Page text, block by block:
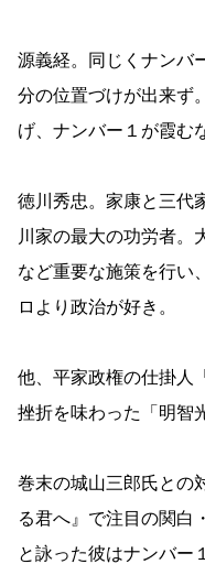
源義経。同じくナンバ
分の位置づけが出来ず
げ、ナンバー１が霞む
徳川秀忠。家康と三代
川家の最大の功労者。
など重要な施策を行い
ロより政治が好き。
他、平家政権の仕掛人
挫折を味わった「明智
巻末の城山三郎氏との
る君へ』で注目の関白
と詠った彼はナンバー